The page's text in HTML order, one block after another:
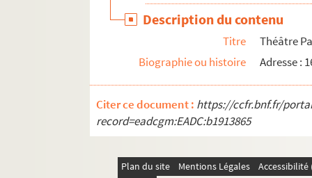
Description du contenu
Titre
Théâtre
Biographie ou histoire
Adresse :
Citer ce document : https://ccfr.bnf.fr/
record=eadcgm:EADC:b1913865
Plan du site Mentions Légales